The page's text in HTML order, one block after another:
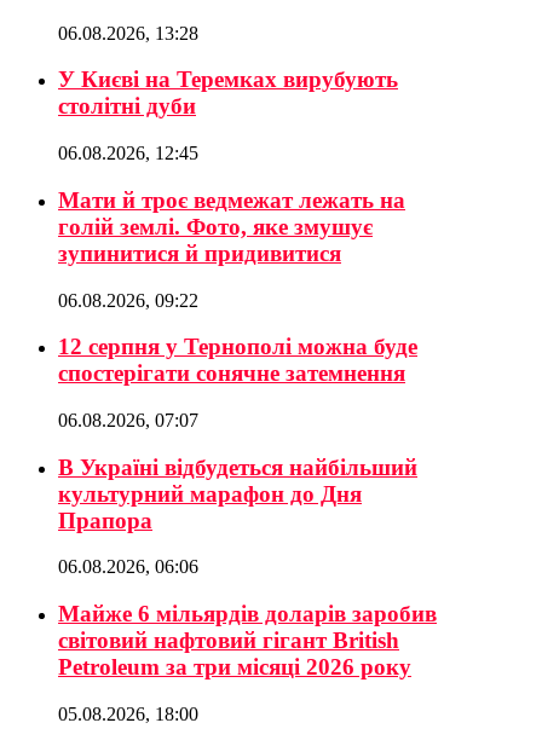
06.08.2026, 13:28
У Києві на Теремках вирубують
столітні дуби
06.08.2026, 12:45
Мати й троє ведмежат лежать на
голій землі. Фото, яке змушує
зупинитися й придивитися
06.08.2026, 09:22
12 серпня у Тернополі можна буде
спостерігати сонячне затемнення
06.08.2026, 07:07
В Україні відбудеться найбільший
культурний марафон до Дня
Прапора
06.08.2026, 06:06
Майже 6 мільярдів доларів заробив
світовий нафтовий гігант British
Petroleum за три місяці 2026 року
05.08.2026, 18:00